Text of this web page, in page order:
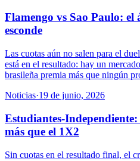
Flamengo vs Sao Paulo: el
esconde
Las cuotas aún no salen para el
está en el resultado: hay un
brasileña premia más que ningún
Noticias·19 de junio, 2026
Estudiantes-
más que el 1X2
Sin cuotas en el resultado final, el